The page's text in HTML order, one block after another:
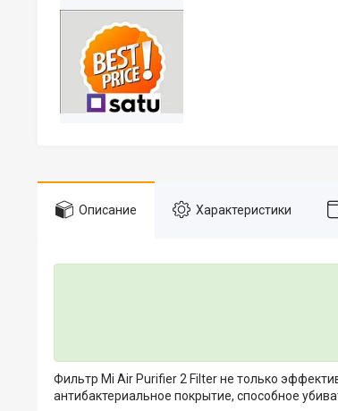
Описание Характеристики
Фильтр Mi Air Purifier 2 Filter не только
антибактериальное покрытие, способное